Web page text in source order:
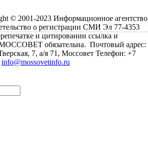
© 2001-2023 Информационное агентство
о регистрации СМИ Эл 77-4353
и цитировании ссылка и
обязательна. Почтовый адрес:
7, а/я 71, Моссовет Телефон: +7
info@mossovetinfo.ru